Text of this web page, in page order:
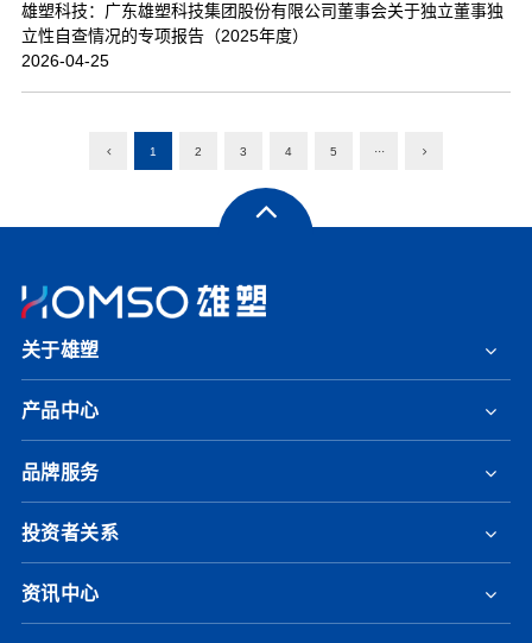
雄塑科技：广东雄塑科技集团股份有限公司董事会关于独立董事独
立性自查情况的专项报告（2025年度）
2026-04-25
1 2 3 4 5 ···
关于雄塑
产品中心
品牌服务
投资者关系
资讯中心